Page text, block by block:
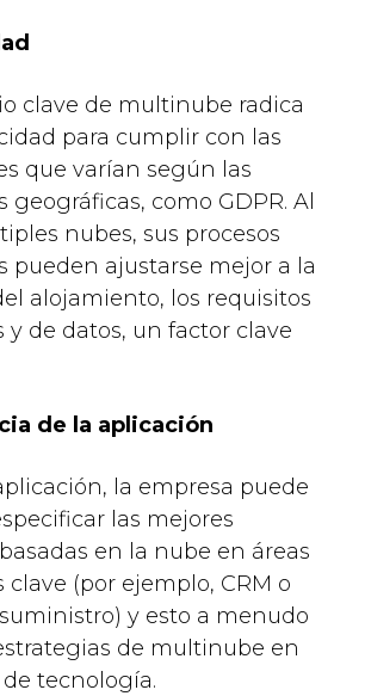
clave de multinube radica
para cumplir con las
que varían según las
geográficas, como GDPR. Al
nubes, sus procesos
pueden ajustarse mejor a la
alojamiento, los requisitos
y de datos, un factor clave
de la aplicación
la empresa puede
las mejores
en la nube en áreas
(por ejemplo, CRM o
y esto a menudo
de multinube en
tecnología.